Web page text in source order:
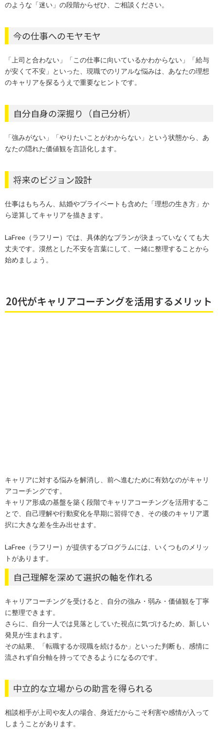
のような「迷い」の段階からぜひ、ご相談ください。
今の仕事へのモヤモヤ
「上司と合わない」「この仕事に向いているかわからない」「給与
が安くて不安」といった、現職でのリアルな悩みは、あなたの理想
のキャリアを探るうえで重要なヒントです。
自分自身の深掘り（自己分析）
「強みがない」「やりたいことがわからない」という状態から、あ
なたの隠れた価値観を言語化します。
将来のビジョン設計
仕事はもちろん、結婚やプライベートも含めた「理想の生き方」か
ら逆算してキャリアを描きます。
LaFree（ラフリー）では、具体的なプランが決まっていなくても大
丈夫です。漠然とした不安を言葉にして、一緒に整理することから
始めましょう。
20代がキャリアコーチングを活用するメリット
キャリアに対する悩みを解消し、前へ進むために有効なのがキャリ
アコーチングです。
キャリア形成の基盤を築く段階でキャリアコーチングを活用するこ
とで、自己理解や行動変化を早期に習得でき、その後のキャリア選
択に大きな差を生み出せます。
LaFree（ラフリー）が提供するプログラムには、いくつものメリッ
トがあります。
自己理解を深めて選択の軸を作れる
キャリアコーチングを受けると、自分の強み・弱み・価値観を丁寧
に整理できます。
さらに、自分一人では見落としていた視点に気づけるため、新しい
発見が生まれます。
その結果、「転職するか現職を続けるか」といった判断も、感情に
流されず自分軸を持ってできるようになるのです。
中立的な立場からの助言を得られる
相談相手が上司や友人の場合、身近だからこそ利害や感情が入って
しまうことがあります。